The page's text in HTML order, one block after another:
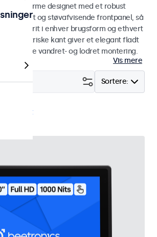
designet med et robust
vandtæt og støvafvisende frontpanel, så
problemfrit i enhver brugsform og ethvert
symmetriske kant giver et elegant fladt
til både vandret- og lodret montering.
Vis mere
Sortere: